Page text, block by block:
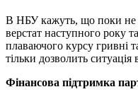
В НБУ кажуть, що поки не
верстат наступного року
плаваючого курсу гривні
тільки дозволить ситуація
Фінансова підтримка